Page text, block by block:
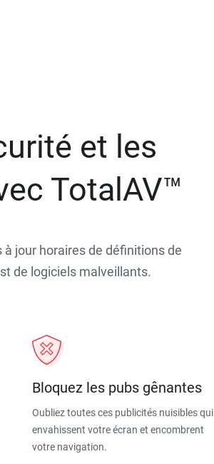
et les
TotalAV™
jour horaires de définitions de
de logiciels malveillants.
Bloquez les pubs gênantes
Oubliez toutes ces publicités nuisibles qui
envahissent votre écran et encombrent
votre navigation.